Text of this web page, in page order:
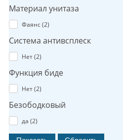
Материал унитаза
Фаянс (2)
Система антивсплеск
Нет (2)
Функция биде
Нет (2)
Безободковый
да (2)